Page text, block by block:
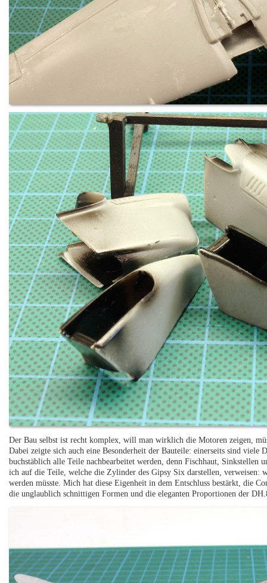
Der Bau selbst ist recht komplex, will man wirklich die Motoren zeigen,
Dabei zeigte sich auch eine Besonderheit der Bauteile: einerseits sind viele
buchstäblich alle Teile nachbearbeitet werden, denn Fischhaut, Sinkstellen
ich auf die Teile, welche die Zylinder des Gipsy Six darstellen,
werden müsste. Mich hat diese Eigenheit in dem Entschluss bestärkt, die
die unglaublich schnittigen Formen und die eleganten Proportionen der